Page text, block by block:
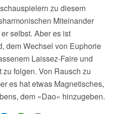
zu diesem
Miteinander
selbst. Aber es ist
dem Wechsel von Euphorie
Laissez-Faire und
folgen. Von Rausch zu
es hat etwas Magnetisches,
dem »Dao« hinzugeben.